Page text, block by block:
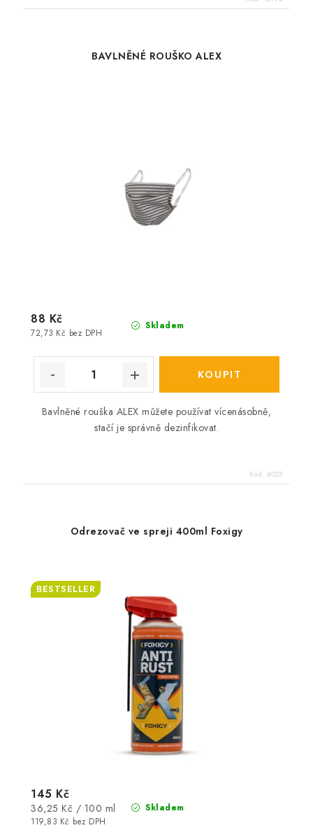
BAVLNĚNÉ ROUŠKO ALEX
Skladem
72,73 Kč bez DPH
88 Kč
Bavlněné rouška ALEX můžete používat vícenásobně,
stačí je správně dezinfikovat.
Kód: 4025
Odrezovač ve spreji 400ml Foxigy
BESTSELLER
Skladem
119,83 Kč bez DPH
145 Kč
Měrná
cena:
36,25 Kč / 100 ml